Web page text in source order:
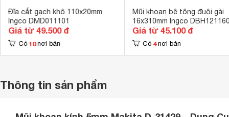
Đĩa cắt gạch khô 110x20mm
Ingco DMD011101
Giá từ 49.500 đ
Có 10 nơi bán
Mũi khoan bê tông đuôi gài
16x310mm Ingco
Giá từ 45.100 đ
Có 4 nơi bán
Thông tin sản phẩm